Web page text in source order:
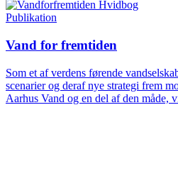
Publikation
Vand for fremtiden
Som et af verdens førende
scenarier og deraf nye strategi frem
Aarhus Vand og en del af den måde,